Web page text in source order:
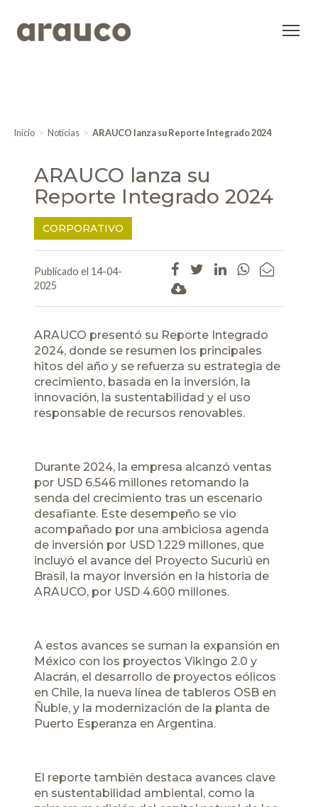
Inicio Noticias ARAUCO lanza su Reporte Integrado 2024
ARAUCO lanza su
Reporte Integrado 2024
CORPORATIVO
Publicado el 14-04-
2025
ARAUCO presentó su Reporte Integrado
2024, donde se resumen los principales
hitos del año y se refuerza su estrategia de
crecimiento, basada en la inversión, la
innovación, la sustentabilidad y el uso
responsable de recursos renovables.
Durante 2024, la empresa alcanzó ventas
por USD 6.546 millones retomando la
senda del crecimiento tras un escenario
desafiante. Este desempeño se vio
acompañado por una ambiciosa agenda
de inversión por USD 1.229 millones, que
incluyó el avance del Proyecto Sucuriú en
Brasil, la mayor inversión en la historia de
ARAUCO, por USD 4.600 millones.
A estos avances se suman la expansión en
México con los proyectos Vikingo 2.0 y
Alacrán, el desarrollo de proyectos eólicos
en Chile, la nueva línea de tableros OSB en
Ñuble, y la modernización de la planta de
Puerto Esperanza en Argentina.
El reporte también destaca avances clave
en sustentabilidad ambiental, como la